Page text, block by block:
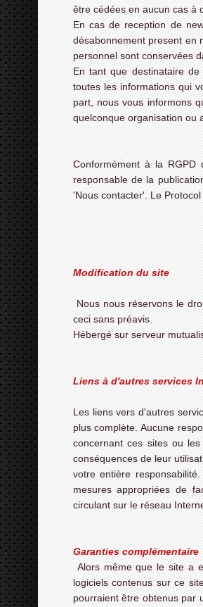
être cédées en aucun cas à
En cas de reception de
désabonnement present en
personnel sont conservées
En tant que destinataire
toutes les informations qui
part, nous vous informons
quelconque organisation ou
Conformément à la
responsable de la
'Nous contacter'. Le
Modification du site
Nous nous réservons le
ceci sans préavis.
Hébergé sur serveur
Liens à d'autres services
Les liens vers d'autres
plus complète. Aucune
concernant ces sites ou
conséquences de leur
votre entière
mesures appropriées de
circulant sur le réseau
Garanties complémentaire
Alors même que le site a
logiciels contenus sur ce
pourraient être obtenus par